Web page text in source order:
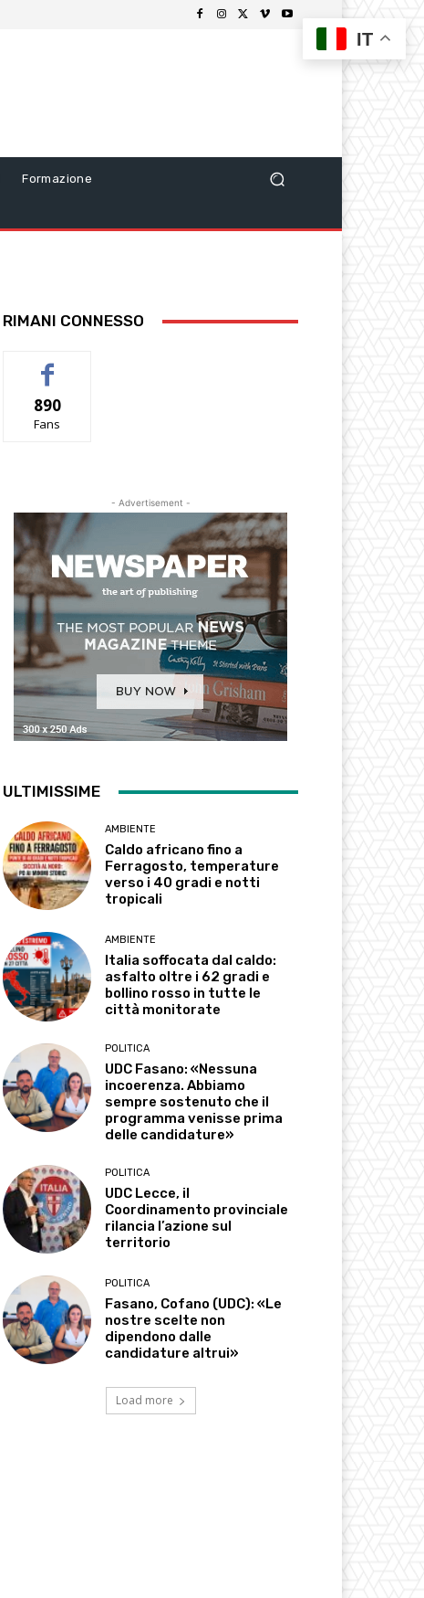
Formazione
RIMANI CONNESSO
890
Fans
- Advertisement -
ULTIMISSIME
AMBIENTE
Caldo africano fino a
Ferragosto, temperature
verso i 40 gradi e notti
tropicali
AMBIENTE
Italia soffocata dal caldo:
asfalto oltre i 62 gradi e
bollino rosso in tutte le
città monitorate
POLITICA
UDC Fasano: «Nessuna
incoerenza. Abbiamo
sempre sostenuto che il
programma venisse prima
delle candidature»
POLITICA
UDC Lecce, il
Coordinamento provinciale
rilancia l’azione sul
territorio
POLITICA
Fasano, Cofano (UDC): «Le
nostre scelte non
dipendono dalle
candidature altrui»
Load more
IT